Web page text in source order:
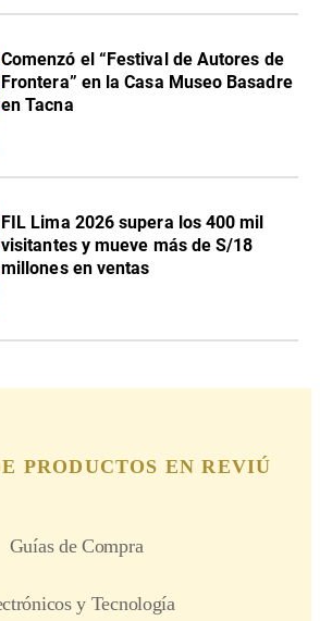
Comenzó el “Festival de Autores de
Frontera” en la Casa Museo Basadre
en Tacna
FIL Lima 2026 supera los 400 mil
visitantes y mueve más de S/18
millones en ventas